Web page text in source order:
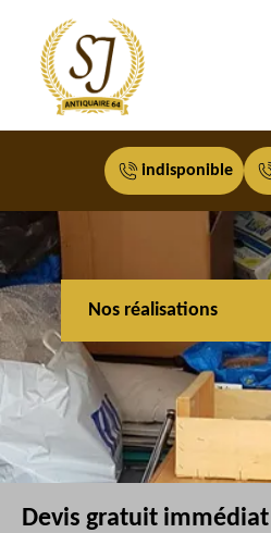
indisponible
Nos réalisations
Devis gratuit immédiat